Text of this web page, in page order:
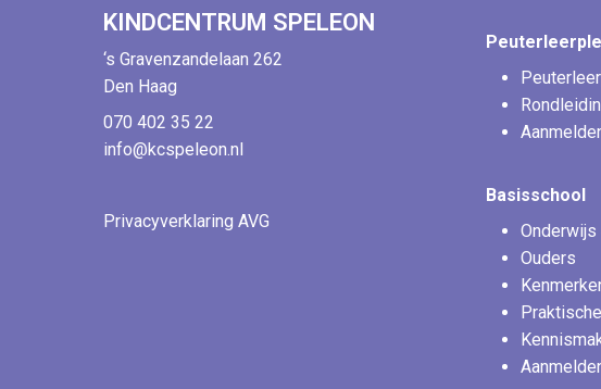
KINDCENTRUM SPELEON
‘s Gravenzandelaan 262
Den Haag
070 402 35 22
info@kcspeleon.nl
Privacyverklaring AVG
Basisschool
Onderwijs
Ouders